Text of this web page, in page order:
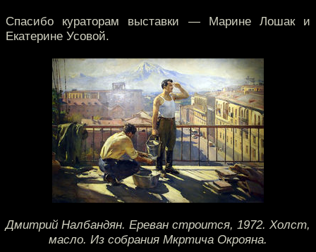
Спасибо кураторам выставки — Марине Лошак и
Екатерине Усовой.
Дмитрий Налбандян. Ереван строится, 1972. Холст,
масло. Из собрания Мкртича Окрояна.